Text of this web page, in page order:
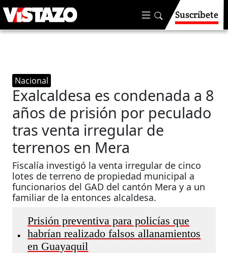
Suscríbete
Nacional
Exalcaldesa es condenada a 8
años de prisión por peculado
tras venta irregular de
terrenos en Mera
Fiscalía investigó la venta irregular de cinco
lotes de terreno de propiedad municipal a
funcionarios del GAD del cantón Mera y a un
familiar de la entonces alcaldesa.
•
Prisión preventiva para policías que
habrían realizado falsos allanamientos
en Guayaquil